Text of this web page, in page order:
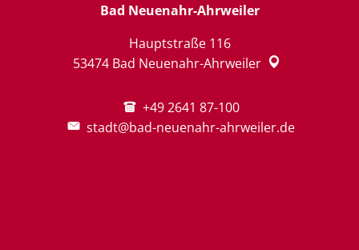
Bad Neuenahr-Ahrweiler
Hauptstraße 116
53474 Bad Neuenahr-Ahrweiler
+49 2641 87-100
stadt@bad-neuenahr-ahrweiler.de